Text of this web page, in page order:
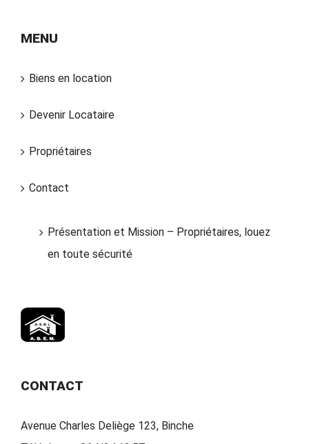
MENU
Biens en location
Devenir Locataire
Propriétaires
Contact
Présentation et Mission – Propriétaires, louez
en toute sécurité
CONTACT
Avenue Charles Deliège 123, Binche